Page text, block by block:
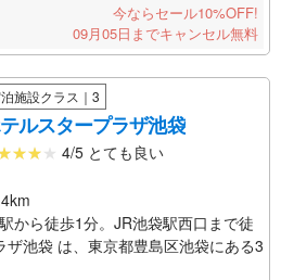
今ならセール10%OFF!
09月05日までキャンセル無料
施設クラス｜3
ルスタープラザ池袋
4/5 とても良い
から徒歩1分。JR池袋駅西口まで徒
池袋 は、東京都豊島区池袋にある3